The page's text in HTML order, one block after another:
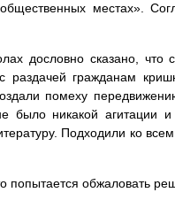
местах».
дословно сказано,
раздачей гражданам
помеху
было никакой агитации
Подходили ко
попытается обжаловать